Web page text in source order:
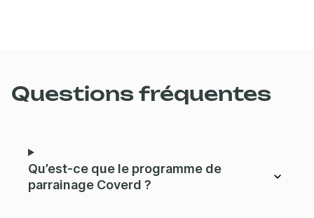
Questions fréquentes
Qu’est-ce que le programme de
parrainage Coverd ?